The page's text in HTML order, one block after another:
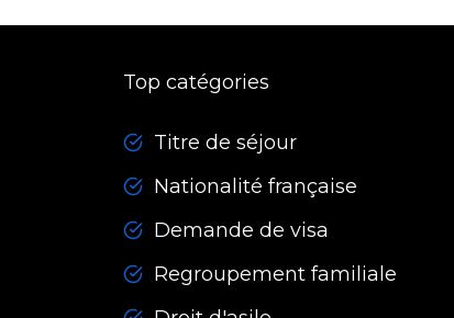
Top catégories
Titre de séjour
Nationalité française
Demande de visa
Regroupement familiale